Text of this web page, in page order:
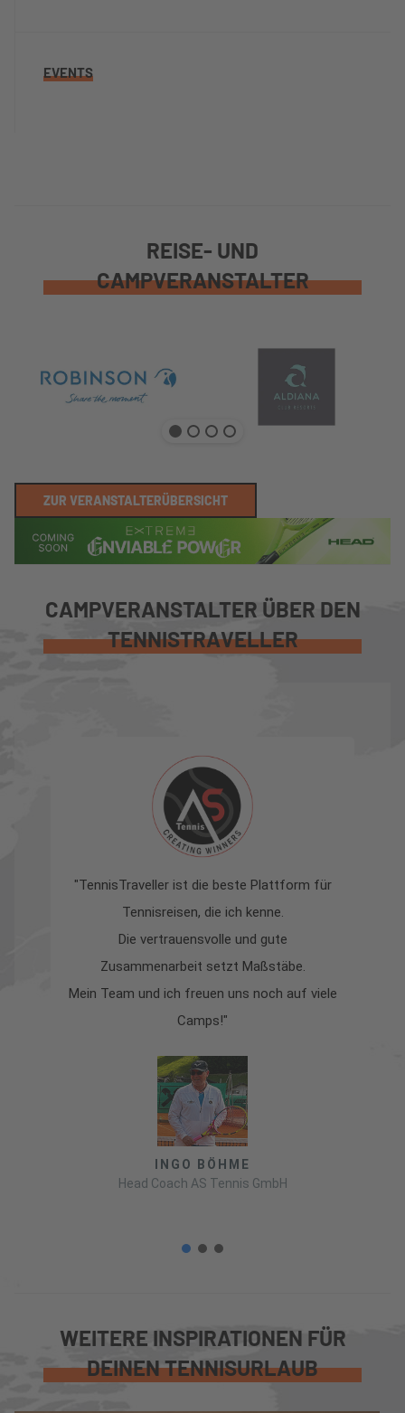
EVENTS
REISE- UND
CAMPVERANSTALTER
ZUR VERANSTALTERÜBERSICHT
CAMPVERANSTALTER ÜBER DEN
TENNISTRAVELLER
"TennisTraveller ist die beste Plattform für
Tennisreisen, die ich kenne.
Die vertrauensvolle und gute
Zusammenarbeit setzt Maßstäbe.
Mein Team und ich freuen uns noch auf viele
Camps!"
INGO BÖHME
Head Coach AS Tennis GmbH
WEITERE INSPIRATIONEN FÜR
DEINEN TENNISURLAUB